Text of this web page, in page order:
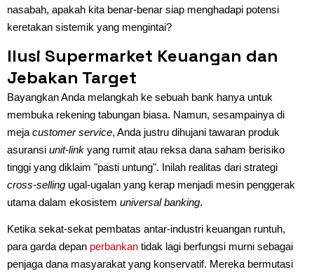
nasabah, apakah kita benar-benar siap menghadapi potensi
keretakan sistemik yang mengintai?
Ilusi Supermarket Keuangan dan
Jebakan Target
Bayangkan Anda melangkah ke sebuah bank hanya untuk
membuka rekening tabungan biasa. Namun, sesampainya di
meja customer service, Anda justru dihujani tawaran produk
asuransi unit-link yang rumit atau reksa dana saham berisiko
tinggi yang diklaim "pasti untung". Inilah realitas dari strategi
cross-selling ugal-ugalan yang kerap menjadi mesin penggerak
utama dalam ekosistem universal banking.
Ketika sekat-sekat pembatas antar-industri keuangan runtuh,
para garda depan perbankan tidak lagi berfungsi murni sebagai
penjaga dana masyarakat yang konservatif. Mereka bermutasi